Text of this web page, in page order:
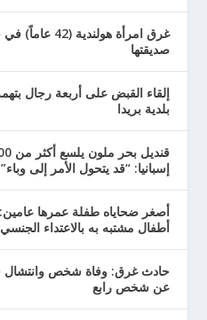
غرق امرأة
صديقتها
إلقاء القبض على أربعة رجال
بلدية بريدا
إسبانيا: “قد يتحول الأمر إلى وباء”
أصغر ضحاياه طفلة عمرها
أطفال مشتبه به بالاعتداء الجنسي
حادث غرق: وفاة شخص وانتشال
عن شخص رابع